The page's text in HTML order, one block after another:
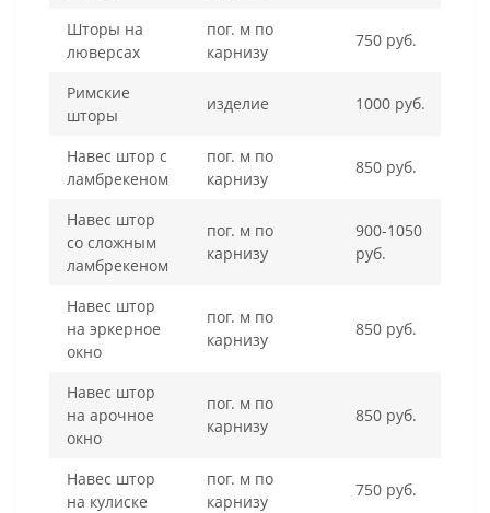
Шторы на
люверсах
пог. м по
карнизу
750 руб.
Римские
шторы
изделие 1000 руб.
Навес штор с
ламбрекеном
пог. м по
карнизу
850 руб.
Навес штор
со сложным
ламбрекеном
пог. м по
карнизу
900-1050
руб.
Навес штор
на эркерное
окно
пог. м по
карнизу
850 руб.
Навес штор
на арочное
окно
пог. м по
карнизу
850 руб.
Навес штор
на кулиске
пог. м по
карнизу
750 руб.